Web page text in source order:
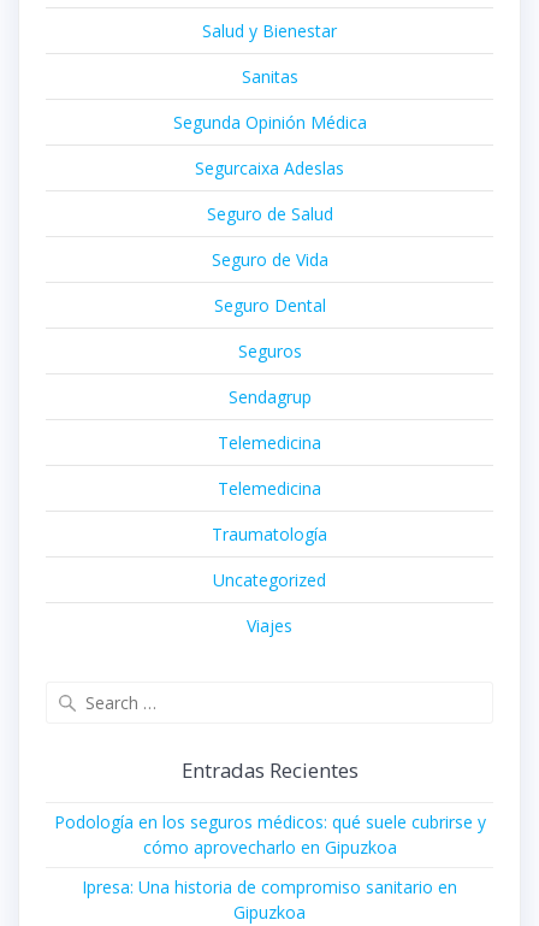
Salud y Bienestar
Sanitas
Segunda Opinión Médica
Segurcaixa Adeslas
Seguro de Salud
Seguro de Vida
Seguro Dental
Seguros
Sendagrup
Telemedicina
Telemedicina
Traumatología
Uncategorized
Viajes
Entradas Recientes
Podología en los seguros médicos: qué suele cubrirse y
cómo aprovecharlo en Gipuzkoa
Ipresa: Una historia de compromiso sanitario en
Gipuzkoa